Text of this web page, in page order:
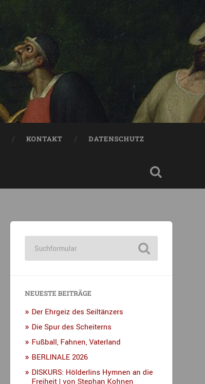
KONTAKT DATENSCHUTZ
NEUESTE BEITRÄGE
Der Ehrgeiz des Seiltänzers
Die Spur des Scheiterns
Fußball, Fahnen, Vaterland
BERLINALE 2026
DISKURS: Hölderlins Hymnen an die
Freiheit | von Stephan Kohnen